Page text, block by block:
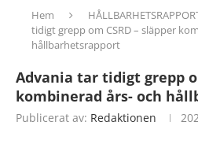
Hem
tidigt grepp om CSRD – släpper
hållbarhetsrapport
Advania tar tidigt grepp
kombinerad års- och
Publicerat av: Redaktionen